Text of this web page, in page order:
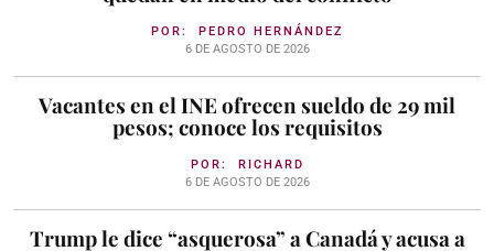
POR: PEDRO HERNÁNDEZ
6 DE AGOSTO DE 2026
Vacantes en el INE ofrecen sueldo de 29 mil
pesos; conoce los requisitos
POR: RICHARD
6 DE AGOSTO DE 2026
Trump le dice “asquerosa” a Canadá y acusa a